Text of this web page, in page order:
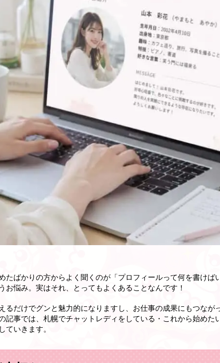
ばかりの方からよく聞くのが「プロフィールって何を書けば
悩み。実はそれ、とってもよくあることなんです！
だけでグンと魅力的になりますし、お仕事の成果にもつなが
事では、札幌でチャットレディをしている・これから始めた
ていきます。